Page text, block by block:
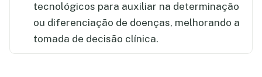
tecnológicos para auxiliar na determinação
ou diferenciação de doenças, melhorando a
tomada de decisão clínica.